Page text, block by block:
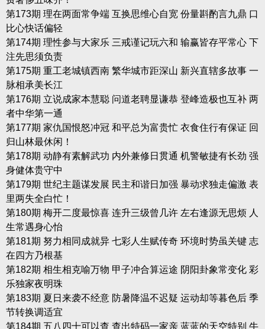
第173期 理在两面常争端 互换思维心自宽 份量斟酌言九鼎 口
比心快话偏轻
第174期 理性参与大家乐 三戒谨记玩六和 输赢皆存平常心 下
注先思须负责
第175期 重工老城镇西南 繁华城市距深山 新兴直辖多故事 一
脉相承美长江
第176期 立说成家本慧聪 问道老聘显谦恭 登峰造极也互补 两
者中华第一通
第177期 家仇国恨怒冲冠 和平总为富贵忙 衣食住行有保证 回
归山林最休闲！
第178期 动静有素解武功 内外兼修日贯通 机警敏捷有长劲 强
身健体贵守中
第179期 世纪主题谋发展 民主和谐日加强 暴动求独走偏激 表
里两失全白忙！
第180期 梅开二度最惊喜 连升三级曾几许 左右逢源无思烦 人
生常遇身心怡
第181期 努力相同成就异 七彩人生赋传奇 环境时势虽关键 志
在四方乃根基
第182期 相生相克喻万物 甲子冲合算运途 阴阳卦象常变化 彩
乐独家夜明珠
第183期 夏日来袭不经意 防暑降温不迟疑 运动却等暮色后 季
节转换调适宜
第184期 五八四十可以查 查出特码一家亲 蓝蓝的天空特别 牛